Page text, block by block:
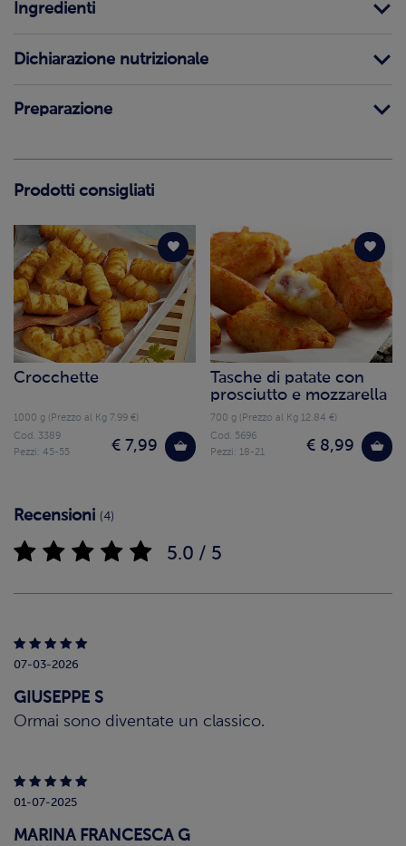
Ingredienti
Dichiarazione nutrizionale
Preparazione
Prodotti consigliati
Crocchette
1000 g (Prezzo al Kg 7.99 €)
€ 7,99
Cod. 3389
Pezzi: 45-55
Tasche di patate con
prosciutto e mozzarella
700 g (Prezzo al Kg 12.84 €)
€ 8,99
Cod. 5696
Pezzi: 18-21
Recensioni (4)
5.0 / 5
07-03-2026
GIUSEPPE S
Ormai sono diventate un classico.
01-07-2025
MARINA FRANCESCA G